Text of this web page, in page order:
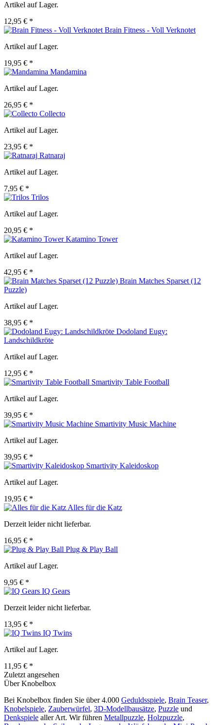
Artikel auf Lager.
12,95 € *
Brain Fitness - Voll Verknotet
Artikel auf Lager.
19,95 € *
Mandamina
Artikel auf Lager.
26,95 € *
Collecto
Artikel auf Lager.
23,95 € *
Ratnaraj
Artikel auf Lager.
7,95 € *
Trilos
Artikel auf Lager.
20,95 € *
Katamino Tower
Artikel auf Lager.
42,95 € *
Brain Matches Sparset (12
Puzzle)
Artikel auf Lager.
38,95 € *
Dodoland Eugy:
Landschildkröte
Artikel auf Lager.
12,95 € *
Smartivity Table Football
Artikel auf Lager.
39,95 € *
Smartivity Music Machine
Artikel auf Lager.
39,95 € *
Smartivity Kaleidoskop
Artikel auf Lager.
19,95 € *
Alles für die Katz
Derzeit leider nicht lieferbar.
16,95 € *
Plug & Play Ball
Artikel auf Lager.
9,95 € *
IQ Gears
Derzeit leider nicht lieferbar.
13,95 € *
IQ Twins
Artikel auf Lager.
11,95 € *
Zuletzt angesehen
Über Knobelbox
Bei Knobelbox finden Sie über 4.000 Geduldsspiele, Brain Teaser,
Knobelspiele, Zauberwürfel, 3D-Modellbausätze, Puzzle und
Denkspiele aller Art. Wir führen Metallpuzzle, Holzpuzzle,